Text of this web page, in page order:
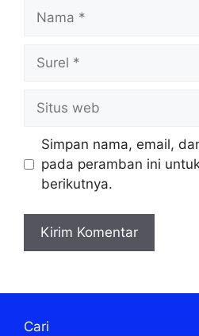
web
Simpan nama, email,
pada peramban ini
berikutnya.
Cari